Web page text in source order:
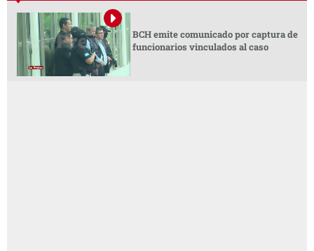
BCH emite comunicado por captura de
funcionarios vinculados al caso